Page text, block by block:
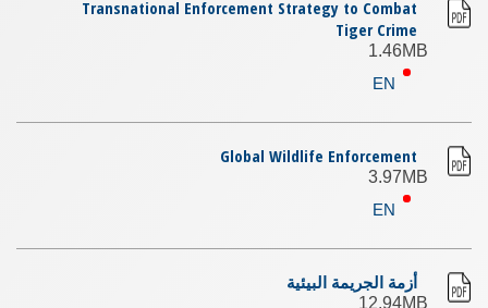
Transnational Enforcement Strategy to Combat
Tiger Crime
1.46MB
EN
Global Wildlife Enforcement
3.97MB
EN
أزمة الجريمة البيئية
12.94MB